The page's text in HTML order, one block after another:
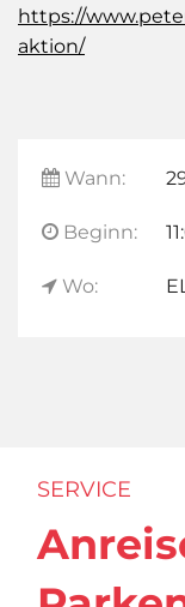
https://
aktion/
Wann:
Beginn:
Wo:
SERVICE